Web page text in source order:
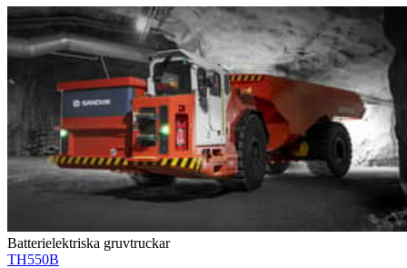
Batterielektriska gruvtruckar
TH550B